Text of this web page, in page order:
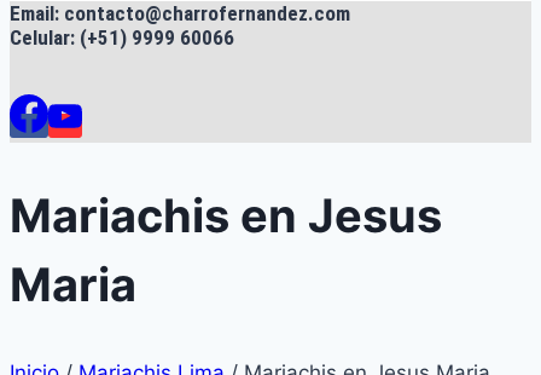
Email: contacto@charrofernandez.com
Celular: (+51) 9999 60066
Mariachis en Jesus
Maria